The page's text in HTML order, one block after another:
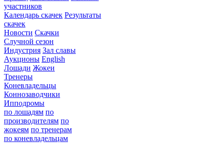
участников
Календарь скачек Результаты
скачек
Новости Скачки
Случной сезон
Индустрия Зал славы
Аукционы English
Лошади Жокеи
Тренеры
Коневладельцы
Коннозаводчики
Ипподромы
по лошадям по
производителям по
жокеям по тренерам
по коневладельцам